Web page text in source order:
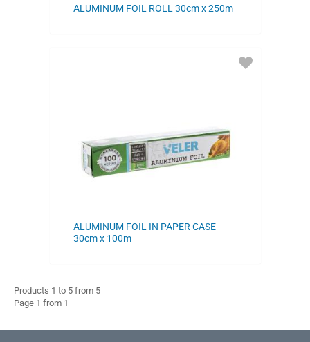
ALUMINUM FOIL ROLL 30cm x 250m
ALUMINUM FOIL IN PAPER CASE
30cm x 100m
ADD
Products 1 to 5 from 5
Page 1 from 1